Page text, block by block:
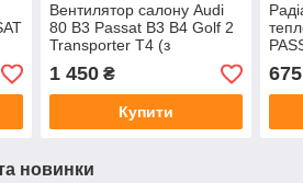
Вентилятор салону Audi
80 B3 Passat B3 B4 Golf 2
Transporter T4 (з
кондиціонером)
1 450₴
Купити
675
новинки